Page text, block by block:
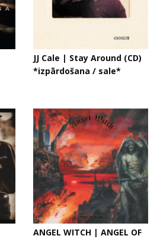
JJ Cale | Stay Around (CD)
*izpārdošana / sale*
ANGEL WITCH | ANGEL OF